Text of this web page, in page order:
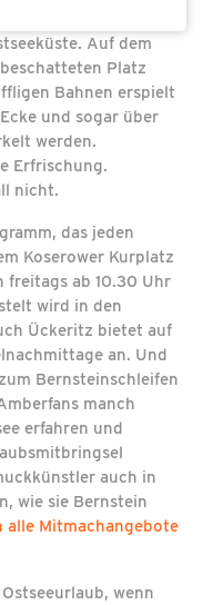
Auf dem
Platz
Bahnen erspielt
und sogar über
werden.
Erfrischung.
nicht.
das jeden
Koserower Kurplatz
ab 10.30 Uhr
wird in den
Ückeritz bietet auf
an. Und
Bernsteinschleifen
manch
erfahren und
auch in
wie sie Bernstein
alle Mitmachangebote
wenn